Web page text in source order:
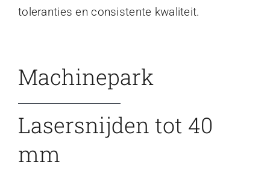
toleranties en consistente kwaliteit.
Machinepark
Lasersnijden tot 40
mm